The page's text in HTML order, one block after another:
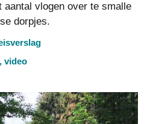
aantal vlogen over te smalle
dorpjes.
, video